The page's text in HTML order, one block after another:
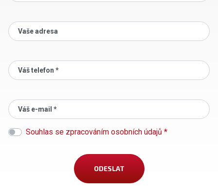
Vaše adresa
Váš telefon *
Váš e-mail *
Souhlas se zpracováním osobních údajů *